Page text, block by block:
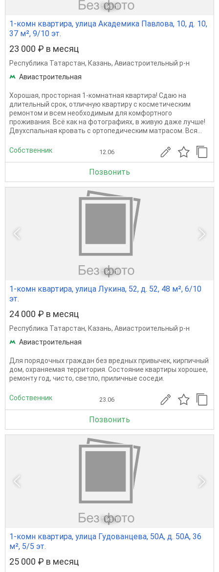
1 из 1
1-комн квартира, улица Академика Павлова, 10, д. 10,
37 м², 9/10 эт.
23 000 ₽ в месяц
Республика Татарстан, Казань, Авиастроительный р-н
Авиастроительная
Хорошая, просторная 1-комнатная квартира! Сдаю на
длительный срок, отличную квартиру с косметическим
ремонтом и всем необходимым для комфортного
проживания. Всё как на фотографиях, в живую даже лучше!
Двухспальная кровать с ортопедическим матрасом. Вся...
Собственник 12.06
Позвонить
1 из 1
1-комн квартира, улица Лукина, 52, д. 52, 48 м², 6/10
эт.
24 000 ₽ в месяц
Республика Татарстан, Казань, Авиастроительный р-н
Авиастроительная
Для порядочных граждан без вредных привычек, кирпичный
дом, охраняемая территория. Состояние квартиры хорошее,
ремонту год, чисто, светло, приличные соседи.
Собственник 23.06
Позвонить
1 из 1
1-комн квартира, улица Гудованцева, 50А, д. 50А, 36
м², 5/5 эт.
25 000 ₽ в месяц